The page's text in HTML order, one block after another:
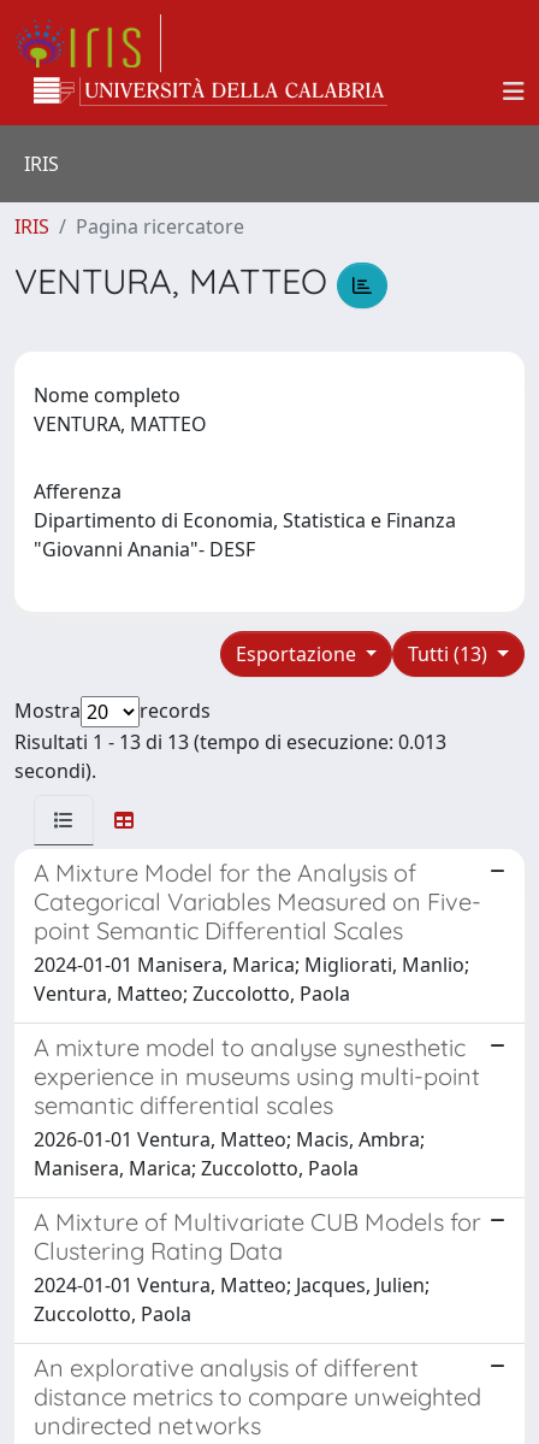
IRIS
IRIS Pagina ricercatore
VENTURA, MATTEO
Nome completo
VENTURA, MATTEO
Afferenza
Dipartimento di Economia, Statistica e Finanza
"Giovanni Anania"- DESF
Tutti (13)
Esportazione
Mostra
records
Risultati 1 - 13 di 13 (tempo di esecuzione: 0.013
secondi).
A Mixture Model for the Analysis of
Categorical Variables Measured on Five-
point Semantic Differential Scales
2024-01-01 Manisera, Marica; Migliorati, Manlio;
Ventura, Matteo; Zuccolotto, Paola
A mixture model to analyse synesthetic
experience in museums using multi-point
semantic differential scales
2026-01-01 Ventura, Matteo; Macis, Ambra;
Manisera, Marica; Zuccolotto, Paola
A Mixture of Multivariate CUB Models for
Clustering Rating Data
2024-01-01 Ventura, Matteo; Jacques, Julien;
Zuccolotto, Paola
An explorative analysis of different
distance metrics to compare unweighted
undirected networks